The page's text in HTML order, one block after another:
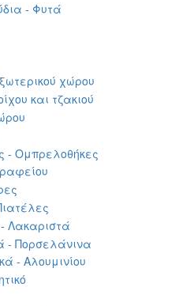
- Φυτά
χώρου
και τζακιού
- Ομπρελοθήκες
Λακαριστά
- Πορσελάνινα
- Αλουμινίου